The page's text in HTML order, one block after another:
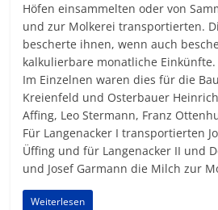
Höfen einsammelten oder von
und zur Molkerei transportierten.
bescherte ihnen, wenn auch
kalkulierbare monatliche Einkünfte.
Im Einzelnen waren dies für die
Kreienfeld und Osterbauer
Affing, Leo Stermann, Franz
Für Langenacker I transportierten
Üffing und für Langenacker II und
und Josef Garmann die Milch zur
Weiterlesen